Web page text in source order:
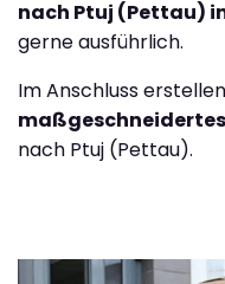
nach Ptuj (Pettau)
gerne ausführlich.
Im Anschluss
nach Ptuj (Pettau).